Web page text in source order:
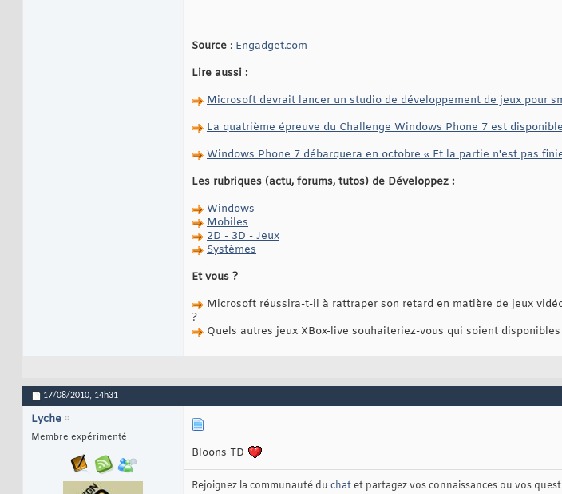
Source : Engadget.com
Lire aussi :
Microsoft devrait lancer un studio de développement de jeux pour
La quatrième épreuve du Challenge Windows Phone 7 est
Windows Phone 7 débarquera en octobre « Et la partie n'est pas
Les rubriques (actu, forums, tutos) de Développez :
Windows
Mobiles
2D - 3D - Jeux
Systèmes
Et vous ?
Microsoft réussira-t-il à rattraper son retard en matière de jeux
?
Quels autres jeux XBox-live souhaiteriez-vous qui soient
17/08/2010, 14h31
Lyche
Membre expérimenté
Bloons TD
Rejoignez la communauté du chatet partagez vos connaissances ou vos